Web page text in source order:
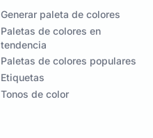
Generar paleta de colores
Paletas de colores en
tendencia
Paletas de colores populares
Etiquetas
Tonos de color